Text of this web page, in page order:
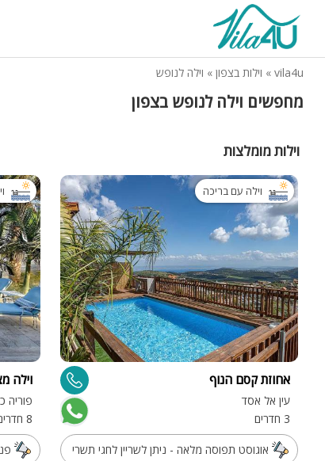
vila4u
» וילות בצפון » וילה לנופש
מחפשים וילה לנופש בצפון
וילות מומלצות
וילה עם בריכה
אחוזת קסם הנוף
עין אל אסד
3 חדרים
אוגוסט תפוסה מלאה - ניתן לשריין לחגי תשרי
וילה
פוריה
8 חדרים